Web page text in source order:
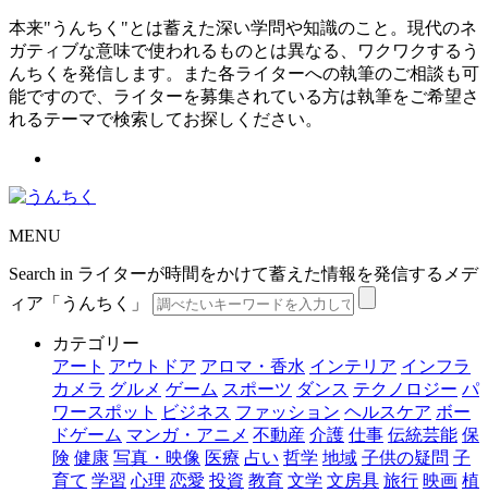
本来"うんちく"とは蓄えた深い学問や知識のこと。現代のネ
ガティブな意味で使われるものとは異なる、ワクワクするう
んちくを発信します。また各ライターへの執筆のご相談も可
能ですので、ライターを募集されている方は執筆をご希望さ
れるテーマで検索してお探しください。
MENU
Search in ライターが時間をかけて蓄えた情報を発信するメデ
ィア「うんちく」
カテゴリー
アート アウトドア アロマ・香水 インテリア インフラ
カメラ グルメ ゲーム スポーツ ダンス テクノロジー パ
ワースポット
ビジネス ファッション ヘルスケア ボー
ドゲーム マンガ・アニメ 不動産 介護 仕事 伝統芸能 保
険 健康 写真・映像 医療 占い 哲学 地域 子供の疑問 子
育て 学習 心理 恋愛 投資 教育 文学 文房具 旅行 映画 植